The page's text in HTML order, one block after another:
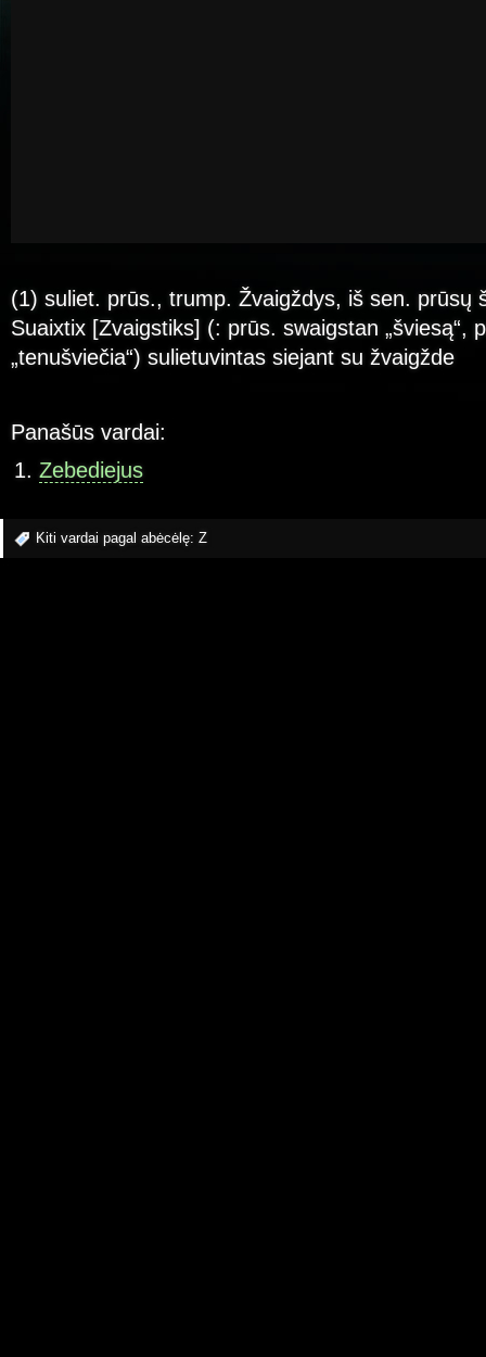
(1) suliet. prūs., trump. Žvaigždys, iš sen. prūsų
Suaixtix [Zvaigstiks] (: prūs. swaigstan „šviesą“,
„tenušviečia“) sulietuvintas siejant su žvaigžde
Panašūs vardai:
Zebediejus
Kiti vardai pagal abėcėlę: Z